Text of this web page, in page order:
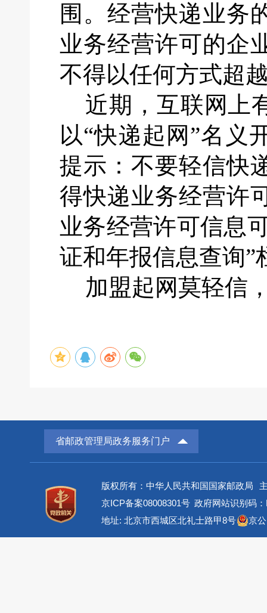
围。经营快递业务
业务经营许可的企
不得以任何方式超
近期，互联网上
以“快递起网”名义
提示：不要轻信快
得快递业务经营许
业务经营许可信息
证和年报信息查询”
加盟起网莫轻信
省邮政管理局政务服务门户
版权所有：中华人民共和国国家邮政局
京ICP备案08008301号 政府网站识别码
地址: 北京市西城区北礼士路甲8号
京